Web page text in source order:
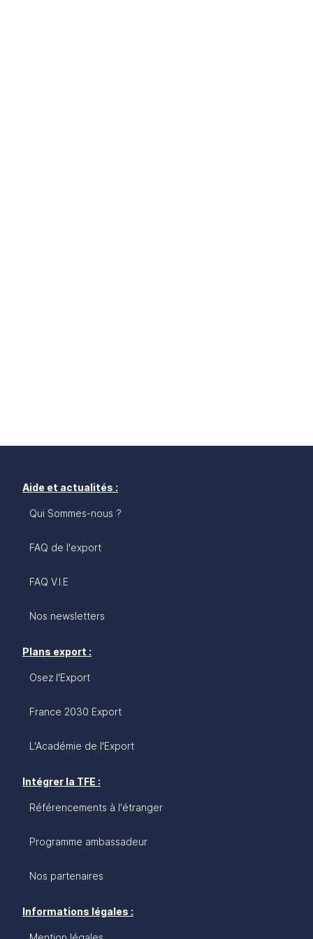
Aide et actualités :
Qui Sommes-nous ?
FAQ de l'export
FAQ V.I.E
Nos newsletters
Plans export :
Osez l'Export
France 2030 Export
L'Académie de l'Export
Intégrer la TFE :
Référencements à l'étranger
Programme ambassadeur
Nos partenaires
Informations légales :